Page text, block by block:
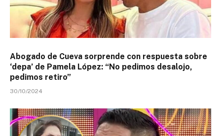
Abogado de Cueva sorprende con respuesta sobre
‘depa’ de Pamela López: “No pedimos desalojo,
pedimos retiro”
30/10/2024